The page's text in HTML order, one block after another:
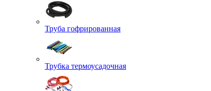
Труба гофрированная
Трубка термоусадочная